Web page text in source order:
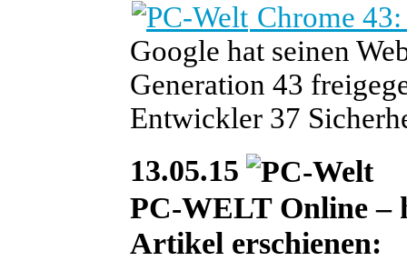
Chrome
Google hat seinen
Generation 43
Entwickler 37
13.05.15
PC-WELT Online –
Artikel erschienen: